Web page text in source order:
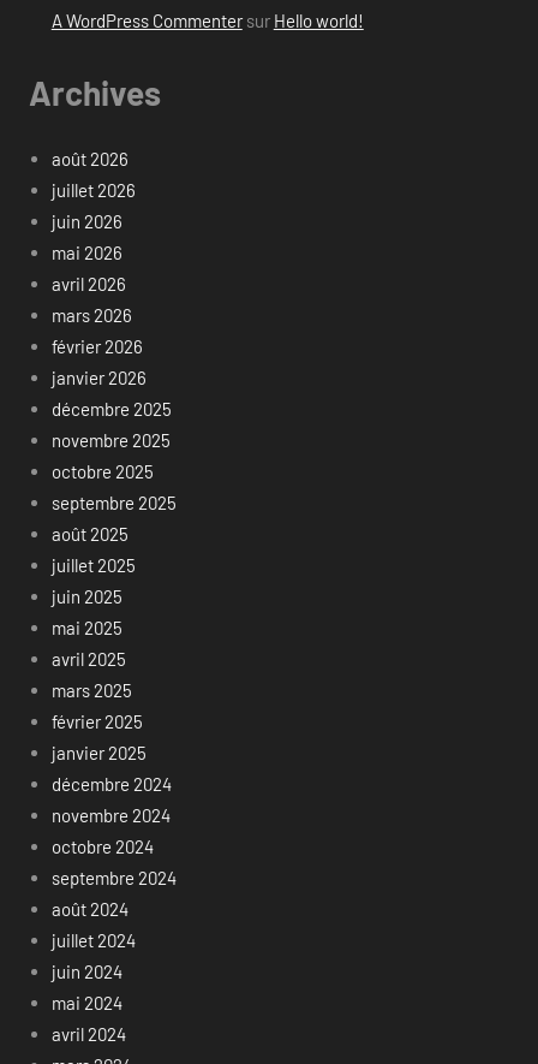
A WordPress Commentersur Hello world!
Archives
août 2026
juillet 2026
juin 2026
mai 2026
avril 2026
mars 2026
février 2026
janvier 2026
décembre 2025
novembre 2025
octobre 2025
septembre 2025
août 2025
juillet 2025
juin 2025
mai 2025
avril 2025
mars 2025
février 2025
janvier 2025
décembre 2024
novembre 2024
octobre 2024
septembre 2024
août 2024
juillet 2024
juin 2024
mai 2024
avril 2024